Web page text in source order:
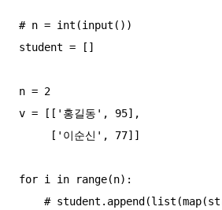
# n = int(input())
student = []
n = 2
v = [['홍길동', 95],
for i in range(n):